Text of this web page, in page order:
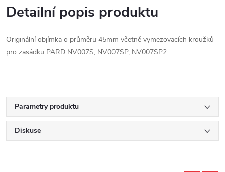
Detailní popis produktu
Originální objímka o průměru 45mm včetně vymezovacích kroužků
pro zasádku PARD NV007S, NV007SP, NV007SP2
Parametry produktu
Diskuse